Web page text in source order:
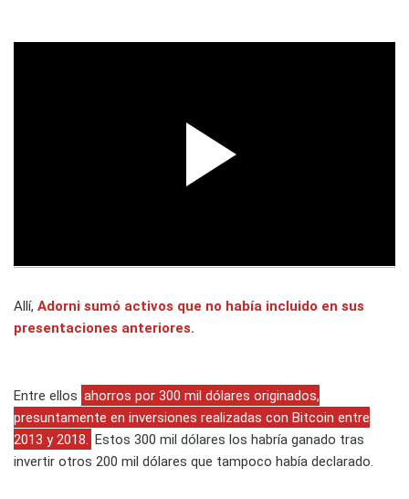
Allí, Adorni sumó activos que no había incluido en sus
presentaciones anteriores.
Entre ellos ahorros por 300 mil dólares originados,
presuntamente en inversiones realizadas con Bitcoin entre
2013 y 2018.
Estos 300 mil dólares los habría ganado tras
invertir otros 200 mil dólares que tampoco había declarado.